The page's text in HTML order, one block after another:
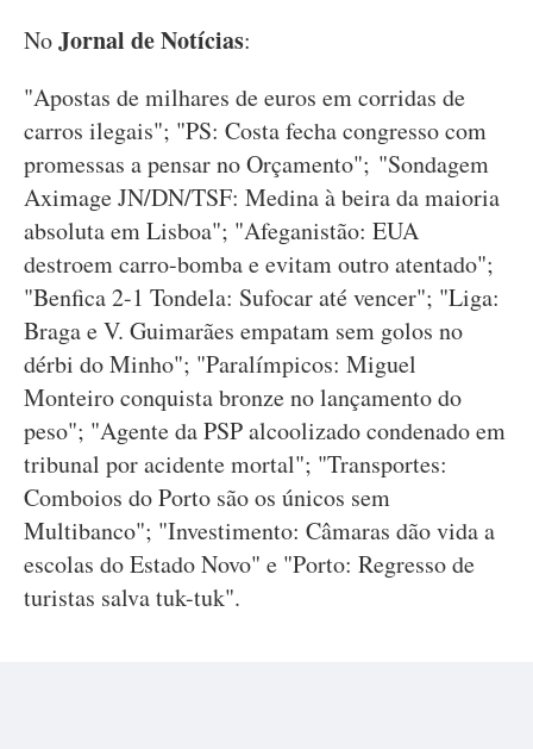
NoJornal de Notícias:
"Apostas de milhares de euros em corridas de
carros ilegais"; "PS: Costa fecha congresso com
promessas a pensar no Orçamento"; "Sondagem
Aximage JN/DN/TSF: Medina à beira da maioria
absoluta em Lisboa"; "Afeganistão: EUA
destroem carro-bomba e evitam outro atentado";
"Benfica 2-1 Tondela: Sufocar até vencer"; "Liga:
Braga e V. Guimarães empatam sem golos no
dérbi do Minho"; "Paralímpicos: Miguel
Monteiro conquista bronze no lançamento do
peso"; "Agente da PSP alcoolizado condenado em
tribunal por acidente mortal"; "Transportes:
Comboios do Porto são os únicos sem
Multibanco"; "Investimento: Câmaras dão vida a
escolas do Estado Novo" e "Porto: Regresso de
turistas salva tuk-tuk".